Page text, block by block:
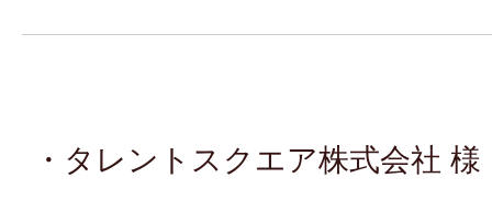
・タレントスクエア株式会社 様